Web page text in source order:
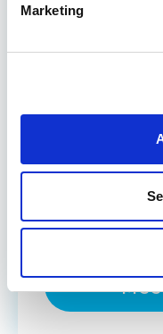
Marketing
Utrecht en/
4 - 8 uur per